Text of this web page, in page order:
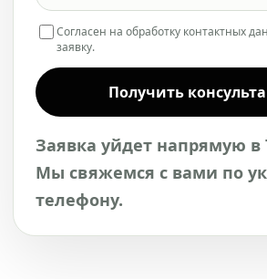
Согласен на обработку контактных
заявку.
Получить
Заявка уйдет напрямую в
Мы свяжемся с вами по
телефону.